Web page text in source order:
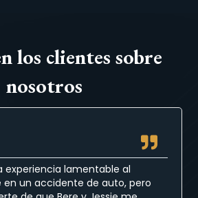
los clientes sobre
nosotros
experiencia lamentable al
en un accidente de auto, pero